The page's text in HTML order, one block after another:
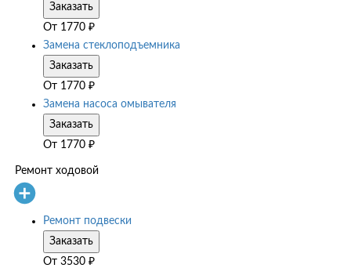
Заказать
От 1770 ₽
Замена стеклоподъемника
Заказать
От 1770 ₽
Замена насоса омывателя
Заказать
От 1770 ₽
Ремонт ходовой
Ремонт подвески
Заказать
От 3530 ₽